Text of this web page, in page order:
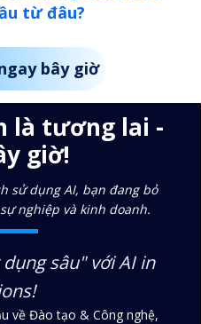
từ đâu?
bây giờ
sâu" với AI in
về Đào tạo & Công nghệ,
sử dụng AI, bạn đang bỏ
nghiệp và kinh doanh.
là tương lai -
giờ!